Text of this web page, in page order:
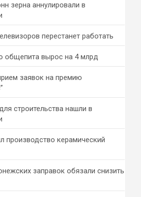
зерна аннулировали в
перестанет работать
общепита вырос на 4 млрд
заявок на премию
строительства нашли в
производство керамический
заправок обязали снизить